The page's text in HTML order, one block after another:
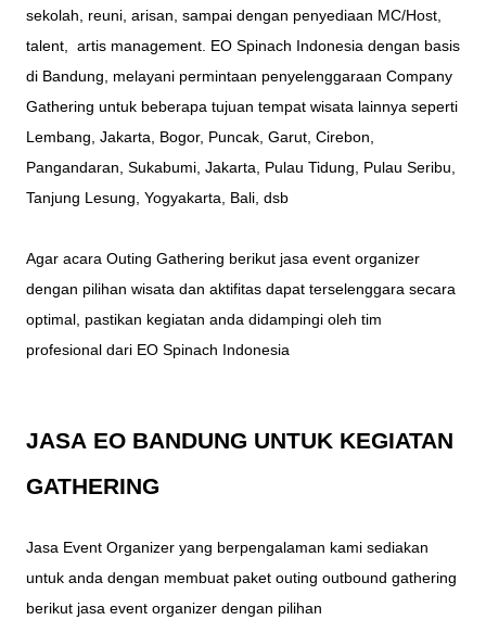
sekolah, reuni, arisan, sampai dengan penyediaan MC/Host,
talent, artis management. EO Spinach Indonesia dengan basis
di Bandung, melayani permintaan penyelenggaraan Company
Gathering untuk beberapa tujuan tempat wisata lainnya seperti
Lembang, Jakarta, Bogor, Puncak, Garut, Cirebon,
Pangandaran, Sukabumi, Jakarta, Pulau Tidung, Pulau Seribu,
Tanjung Lesung, Yogyakarta, Bali, dsb
Agar acara Outing Gathering berikut jasa event organizer
dengan pilihan wisata dan aktifitas dapat terselenggara secara
optimal, pastikan kegiatan anda didampingi oleh tim
profesional dari EO Spinach Indonesia
JASA EO BANDUNG UNTUK KEGIATAN
GATHERING
Jasa Event Organizer yang berpengalaman kami sediakan
untuk anda dengan membuat paket outing outbound gathering
berikut jasa event organizer dengan pilihan